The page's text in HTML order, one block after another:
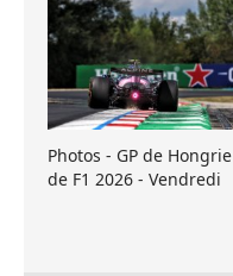
Photos - GP de Hongrie
de F1 2026 - Vendredi